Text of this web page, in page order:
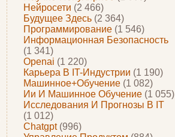
Нейросети (2 466)
Будущее Здесь (2 364)
Программирование (1 546)
Информационная Безопасность
(1 341)
Openai (1 220)
Карьера В IT-Индустрии (1 190)
Машинное+обучение (1 082)
Ии И Машинное Обучение (1 055)
Исследования И Прогнозы В IT
(1 012)
Chatgpt(996)